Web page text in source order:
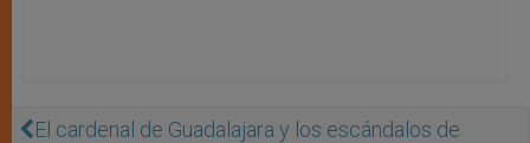
El cardenal de Guadalajara y los escándalos de